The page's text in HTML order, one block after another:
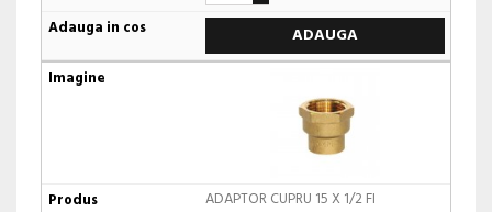
ADAUGA
ADAPTOR CUPRU 15 X 1/2 FI